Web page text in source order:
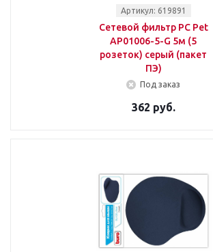
Артикул: 619891
Сетевой фильтр PC Pet
AP01006-5-G 5м (5
розеток) серый (пакет
ПЭ)
Под заказ
362 руб.